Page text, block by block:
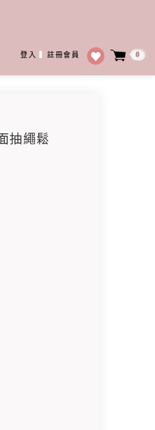
登入 註冊會員 0
抽繩鬆